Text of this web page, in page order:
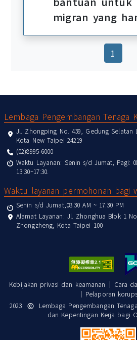
migran yang
1
Lembaga Pengembangan Tenaga
Jl. Zhongping No. 439, Gedung Selatan
Kota New Taipei 24219
(02)8995-6000
Waktu Layanan: Senin s/d Jumat, Pagi:
13:30~17:30.
Waktu layanan permohonan bagi
Senin s/d Jumat,08:30 AM ~ 17:30 PM
Alamat Layanan: Jl. Zhonghua Blok 1
Zhongzheng, Kota Taipei 100
Kebijakan privasi dan keamanan
Cara
Pelaporan
2023
Lembaga Pengembangan
dan Kepentingan Kerja bagi